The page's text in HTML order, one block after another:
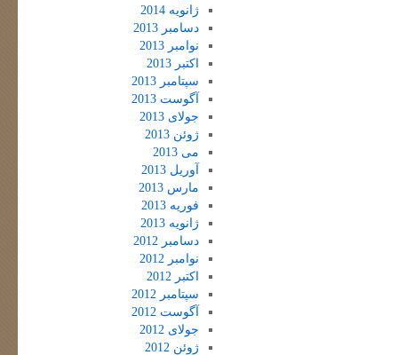
ژانویه 2014
دسامبر 2013
نوامبر 2013
اکتبر 2013
سپتامبر 2013
آگوست 2013
جولای 2013
ژوئن 2013
می 2013
آوریل 2013
مارس 2013
فوریه 2013
ژانویه 2013
دسامبر 2012
نوامبر 2012
اکتبر 2012
سپتامبر 2012
آگوست 2012
جولای 2012
ژوئن 2012